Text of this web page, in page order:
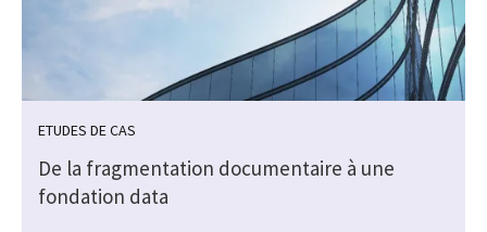
ETUDES DE CAS
De la fragmentation documentaire à une
fondation data